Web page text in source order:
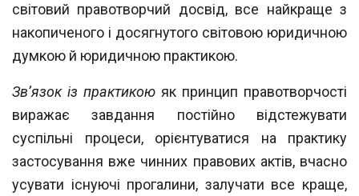
світовий правотворчий досвід, все найкраще з
накопиченого і досягнутого світовою юридичною
думкою й юридичною практикою.
Зв’язок із практикою як принцип правотворчості
виражає завдання постійно відстежувати
суспільні процеси, орієнтуватися на практику
застосування вже чинних правових актів, вчасно
усувати існуючі прогалини, залучати все краще,